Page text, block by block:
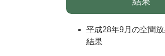
平成28年9月の空間
結果